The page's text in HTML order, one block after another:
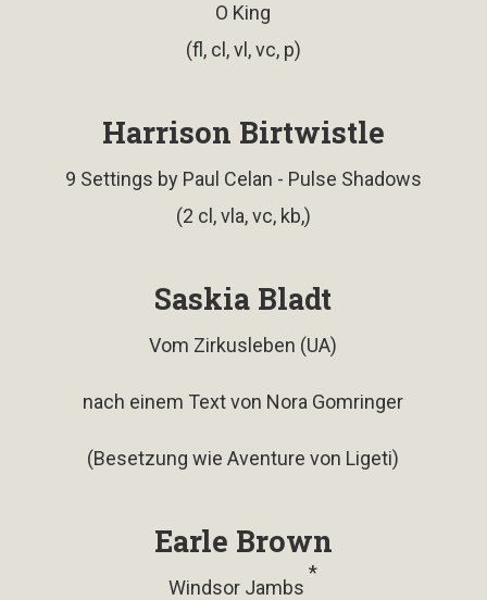
O King
(fl, cl, vl, vc, p)
Harrison Birtwistle
9 Settings by Paul Celan - Pulse Shadows
(2 cl, vla, vc, kb,)
Saskia Bladt
Vom Zirkusleben (UA)
nach einem Text von Nora Gomringer
(Besetzung wie Aventure von Ligeti)
Earle Brown
Windsor Jambs
*